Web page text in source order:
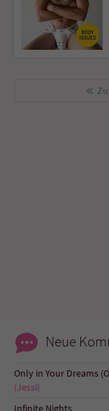
Neue
Only in Your Dreams
(Jessi)
Infinite Nights